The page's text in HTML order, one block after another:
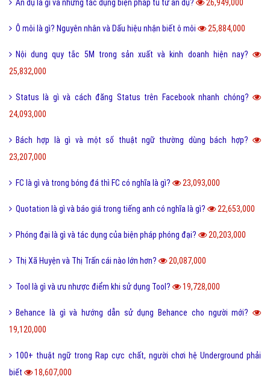
Ẩn dụ là gì và những tác dụng biện pháp tu từ ẩn dụ? 26,949,000
Ô môi là gì? Nguyên nhân và Dấu hiệu nhận biết ô môi 25,884,000
Nội dung quy tắc 5M trong sản xuất và kinh doanh hiện nay?
25,832,000
Status là gì và cách đăng Status trên Facebook nhanh chóng?
24,093,000
Bách hợp là gì và một số thuật ngữ thường dùng bách hợp?
23,207,000
FC là gì và trong bóng đá thì FC có nghĩa là gì? 23,093,000
Quotation là gì và báo giá trong tiếng anh có nghĩa là gì? 22,653,000
Phóng đại là gì và tác dụng của biện pháp phóng đại? 20,203,000
Thị Xã Huyện và Thị Trấn cái nào lớn hơn? 20,087,000
Tool là gì và ưu nhược điểm khi sử dụng Tool? 19,728,000
Behance là gì và hướng dẫn sử dụng Behance cho người mới?
19,120,000
100+ thuật ngữ trong Rap cực chất, người chơi hệ Underground phải
biết
18,607,000